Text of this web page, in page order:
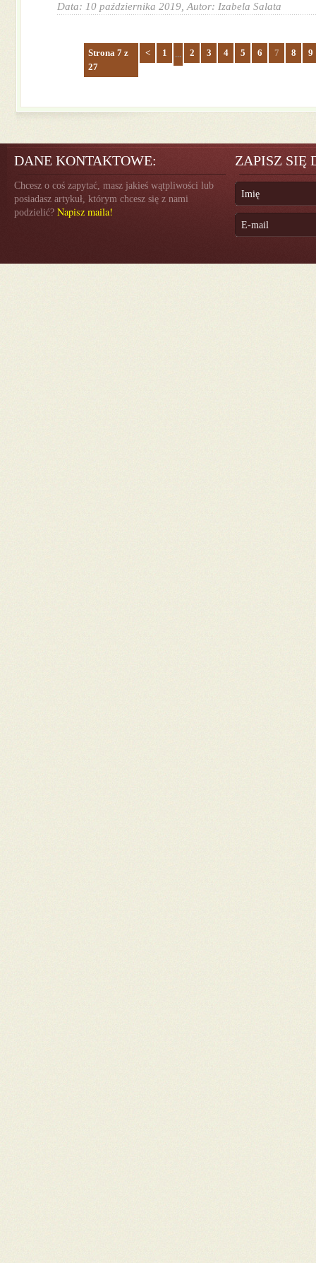
Data: 10 października 2019, Autor: Izabela Salata
Strona 7 z
27
< 1 ... 2 3 4 5 6 7 8 9
DANE KONTAKTOWE:
Chcesz o coś zapytać, masz jakieś wątpliwości lub
posiadasz artykuł, którym chcesz się z nami
podzielić? Napisz maila!
ZAPISZ SIĘ